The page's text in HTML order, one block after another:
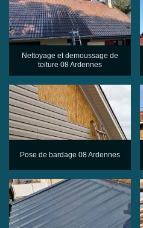
Nettoyage et demoussage de
toiture 08 Ardennes
Pose de bardage 08 Ardennes